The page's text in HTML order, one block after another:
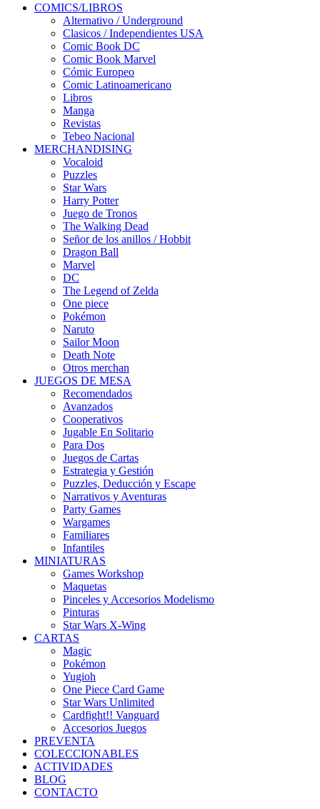
COMICS/LIBROS
Alternativo / Underground
Clasicos / Independientes USA
Comic Book DC
Comic Book Marvel
Cómic Europeo
Comic Latinoamericano
Libros
Manga
Revistas
Tebeo Nacional
MERCHANDISING
Vocaloid
Puzzles
Star Wars
Harry Potter
Juego de Tronos
The Walking Dead
Señor de los anillos / Hobbit
Dragon Ball
Marvel
DC
The Legend of Zelda
One piece
Pokémon
Naruto
Sailor Moon
Death Note
Otros merchan
JUEGOS DE MESA
Recomendados
Avanzados
Cooperativos
Jugable En Solitario
Para Dos
Juegos de Cartas
Estrategia y Gestión
Puzzles, Deducción y Escape
Narrativos y Aventuras
Party Games
Wargames
Familiares
Infantiles
MINIATURAS
Games Workshop
Maquetas
Pinceles y Accesorios Modelismo
Pinturas
Star Wars X-Wing
CARTAS
Magic
Pokémon
Yugioh
One Piece Card Game
Star Wars Unlimited
Cardfight!! Vanguard
Accesorios Juegos
PREVENTA
COLECCIONABLES
ACTIVIDADES
BLOG
CONTACTO